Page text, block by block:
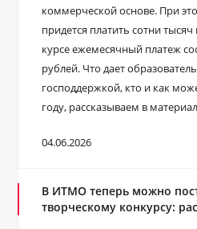
коммерческой основе. При
придется платить сотни
курсе ежемесячный платеж
рублей. Что дает
господдержкой, кто и как
году, рассказываем в
04.06.2026
В ИТМО теперь можно
творческому конкурсу: